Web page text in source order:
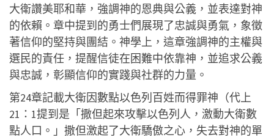
大衛讚美耶和華，強調神的恩典與公義，並表達對神
的依賴。章中提到的勇士們展現了忠誠與勇氣，象徵
著信仰的堅持與團結。神學上，這章強調神的主權與
選民的責任，提醒信徒在困難中依靠神，並追求公義
與忠誠，彰顯信仰的實踐與社群的力量。
第24章記載大衛因數點以色列百姓而得罪神（代上
21：1提到是「撒但起來攻擊以色列人，激動大衛數
點人口。」撒但激起了大衛驕傲之心，失去對神的單